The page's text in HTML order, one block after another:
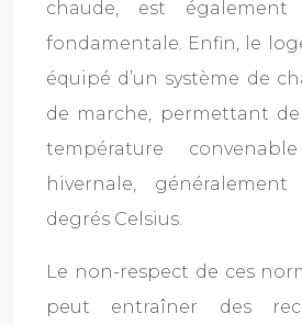
chaude, est également
fondamentale. Enfin, le
équipé d’un système de
de marche, permettant
température
hivernale,
degrés Celsius.
Le non-respect de ces
peut entraîner des